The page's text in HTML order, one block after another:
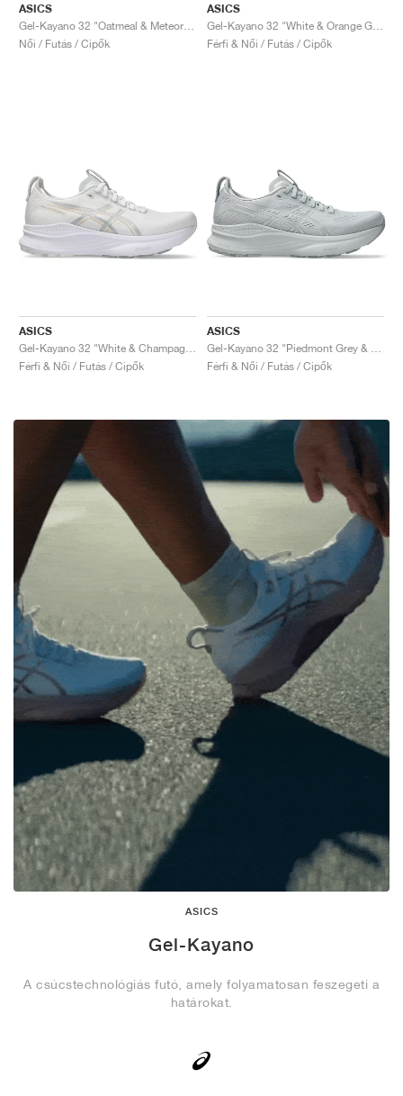
ASICS
Gel-Kayano
A csúcstechnológiás futó, amely folyamatosan feszegeti a
határokat.
ASICS
Női / Futás / Cipők
ASICS
Férfi & Női / Futás / Cipők
ASICS
Férfi & Női / Futás / Cipők
ASICS
Férfi & Női / Futás / Cipők